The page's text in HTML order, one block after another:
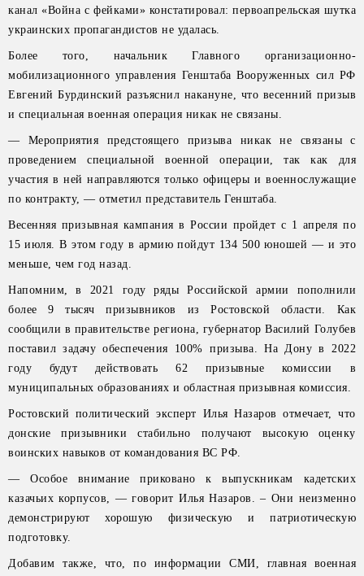
канал «Война с фейками» констатировал: первоапрельская шутка
украинских пропагандистов не удалась.
Более того, начальник Главного организационно-
мобилизационного управления Генштаба Вооруженных сил РФ
Евгений Бурдинский разъяснил накануне, что весенний призыв
и специальная военная операция никак не связаны.
— Мероприятия предстоящего призыва никак не связаны с
проведением специальной военной операции, так как для
участия в ней направляются только офицеры и военнослужащие
по контракту, — отметил представитель Генштаба.
Весенняя призывная кампания в России пройдет с 1 апреля по
15 июля. В этом году в армию пойдут 134 500 юношей — и это
меньше, чем год назад.
Напомним, в 2021 году ряды Российской армии пополнили
более 9 тысяч призывников из Ростовской области. Как
сообщили в правительстве региона, губернатор Василий Голубев
поставил задачу обеспечения 100% призыва. На Дону в 2022
году будут действовать 62 призывные комиссии в
муниципальных образованиях и областная призывная комиссия.
Ростовский политический эксперт Илья Назаров отмечает, что
донские призывники стабильно получают высокую оценку
воинских навыков от командования ВС РФ.
— Особое внимание приковано к выпускникам кадетских
казачьих корпусов, — говорит Илья Назаров. – Они неизменно
демонстрируют хорошую физическую и патриотическую
подготовку.
Добавим также, что, по информации СМИ, главная военная